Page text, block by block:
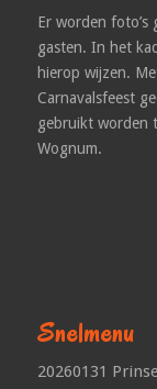
Er worden
gasten. In het
hierop wijzen.
Carnavalsfeest
gebruikt worden
Wognum.
Snelmenu
20260131